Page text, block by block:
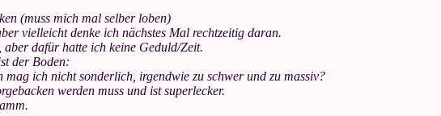
(muss mich mal selber loben)
vielleicht denke ich nächstes Mal rechtzeitig daran.
dafür hatte ich keine Geduld/Zeit.
der Boden:
ich nicht sonderlich, irgendwie zu schwer und zu massiv?
werden muss und ist superlecker.